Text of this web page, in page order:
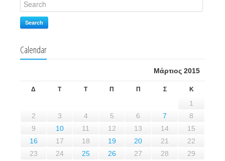
Search
Calendar
Μάρτιος 2015
Δ Τ Τ Π Π Σ Κ
1
2
3 4 5 6 7
8
9
10 11 12 13 14
15
16
17 18 19 20 21
22
23
24 25 26 27 28
29